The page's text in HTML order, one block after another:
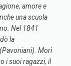
amore e
una scuola
Nel 1841
la
Morì
i suoi ragazzi, il